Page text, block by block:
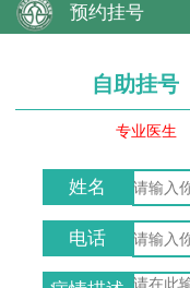
预约挂号
自助挂号
专业医生
姓名
电话